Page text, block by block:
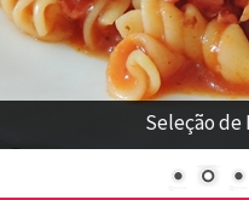
Seleção de